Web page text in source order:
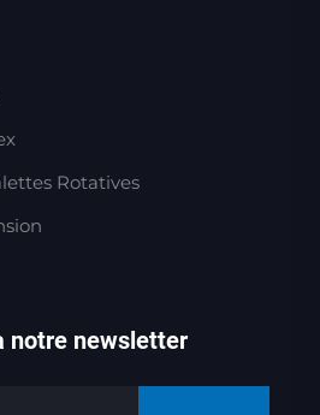
Rotatives
notre newsletter